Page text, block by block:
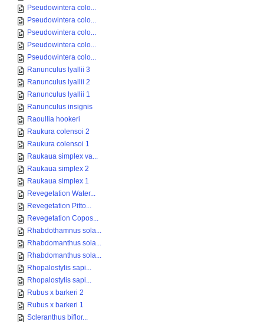
Pseudowintera colo...
Pseudowintera colo...
Pseudowintera colo...
Pseudowintera colo...
Pseudowintera colo...
Ranunculus lyallii 3
Ranunculus lyallii 2
Ranunculus lyallii 1
Ranunculus insignis
Raoullia hookeri
Raukura colensoi 2
Raukura colensoi 1
Raukaua simplex va...
Raukaua simplex 2
Raukaua simplex 1
Revegetation Water...
Revegetation Pitto...
Revegetation Copos...
Rhabdothamnus sola...
Rhabdomanthus sola...
Rhabdomanthus sola...
Rhopalostylis sapi...
Rhopalostylis sapi...
Rubus x barkeri 2
Rubus x barkeri 1
Scleranthus biflor...